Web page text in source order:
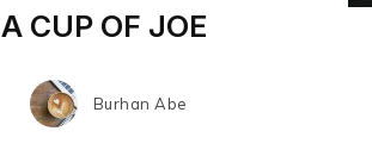
A CUP OF JOE
Burhan Abe